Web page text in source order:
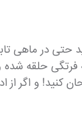
در ماهی
فرتگی حلقه
کنید! و اگر